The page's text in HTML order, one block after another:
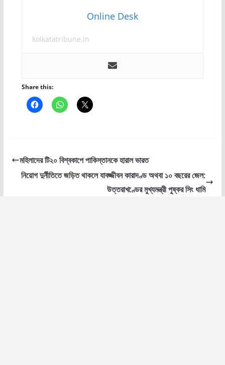
Online Desk
kolkatatribune.in
Share this:
মহিলাদের টি২০ বিশ্বকাপে পাকিস্তানকে হারাল ভারত
নিয়োগ দুর্নীতিতে জড়িত থাকলে যাবজ্জীবন কারাদণ্ড অথবা ১০ বছরের জেল:
উত্তরাখণ্ডের মুখ্যমন্ত্রী পুষ্কর সিং ধামি